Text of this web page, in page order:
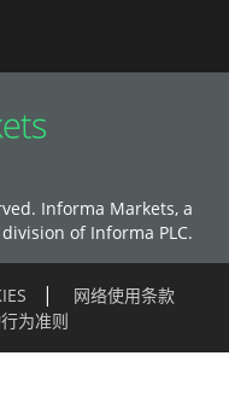
Informa Markets, a
of Informa PLC.
网络使用条款
为准则